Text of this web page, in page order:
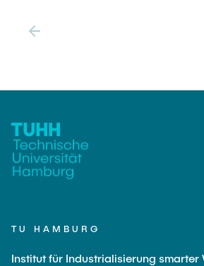
TU HAMBURG
Institut für Industrialisierung smarter